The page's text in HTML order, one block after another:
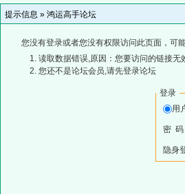
提示信息 » 鸿运高手论坛
您没有登录或者您没有权限访问此页面，可
读取数据错误,原因：您要访问的链接
您还不是论坛会员,请先登录论坛
登录
用
密 码
隐身